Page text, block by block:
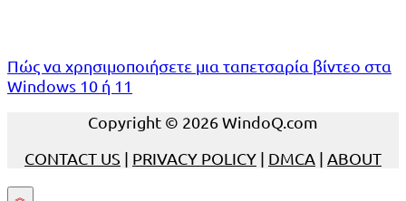
Πώς να χρησιμοποιήσετε μια ταπετσαρία βίντεο στα
Windows 10 ή 11
Copyright © 2026 WindoQ.com
CONTACT US | PRIVACY POLICY | DMCA | ABOUT